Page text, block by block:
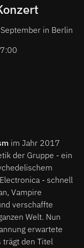
in Berlin
im Jahr 2017
der Gruppe - ein
- schnell
Vampire
verschaffte
Welt. Nun
erwartete
trägt den Titel